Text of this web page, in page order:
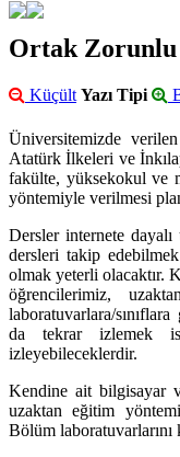
Ortak
Küçült Yazı Tipi
Üniversitemizde
Atatürk İlkeleri ve
fakülte, yüksekokul ve
yöntemiyle verilmesi
Dersler internete
dersleri takip
olmak yeterli olacaktır.
öğrencilerimiz,
laboratuvarlara/
da tekrar izlemek
izleyebileceklerdir.
Kendine ait bilgisayar
uzaktan eğitim
Bölüm